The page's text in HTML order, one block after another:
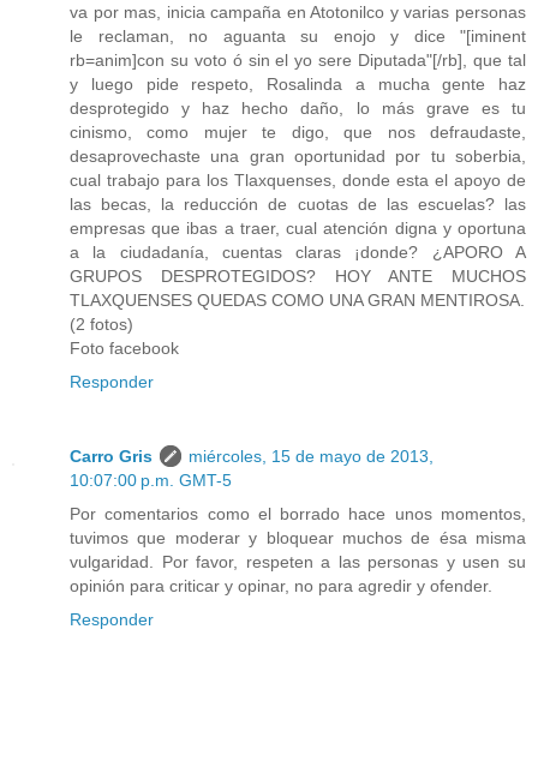
va por mas, inicia campaña en Atotonilco y varias personas
le reclaman, no aguanta su enojo y dice "[iminent
rb=anim]con su voto ó sin el yo sere Diputada"[/rb], que tal
y luego pide respeto, Rosalinda a mucha gente haz
desprotegido y haz hecho daño, lo más grave es tu
cinismo, como mujer te digo, que nos defraudaste,
desaprovechaste una gran oportunidad por tu soberbia,
cual trabajo para los Tlaxquenses, donde esta el apoyo de
las becas, la reducción de cuotas de las escuelas? las
empresas que ibas a traer, cual atención digna y oportuna
a la ciudadanía, cuentas claras ¡donde? ¿APORO A
GRUPOS DESPROTEGIDOS? HOY ANTE MUCHOS
TLAXQUENSES QUEDAS COMO UNA GRAN MENTIROSA.
(2 fotos)
Foto facebook
Responder
Carro Gris
miércoles, 15 de mayo de 2013,
10:07:00 p.m. GMT-5
Por comentarios como el borrado hace unos momentos,
tuvimos que moderar y bloquear muchos de ésa misma
vulgaridad. Por favor, respeten a las personas y usen su
opinión para criticar y opinar, no para agredir y ofender.
Responder